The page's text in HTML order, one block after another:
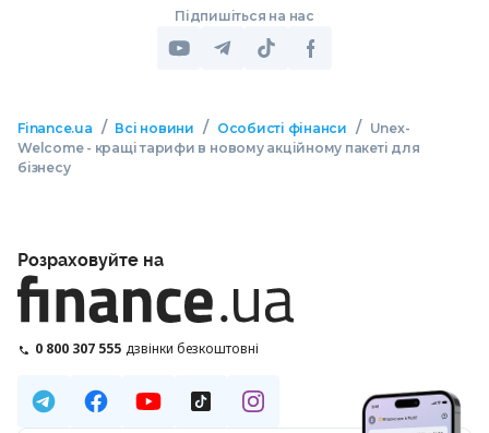
Підпишіться на нас
Finance.ua / Всі новини / Особисті фінанси /
Unex-
Welcome - кращі тарифи в новому акційному пакеті для
бізнесу
Розраховуйте на
0 800 307 555 дзвінки безкоштовні